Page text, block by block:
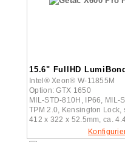
15.6" FullHD
Intel® Xeon® W-11855M
Option: GTX 1650
MIL-STD-810H, IP66, MIL-
TPM 2.0, Kensington Lock,
412 x 322 x 52.5mm, ca.